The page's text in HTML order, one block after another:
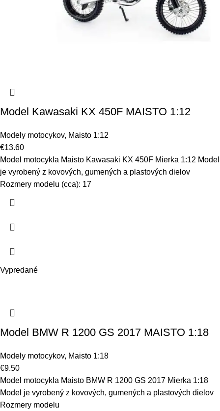
Model Kawasaki KX 450F MAISTO 1:12
Modely motocykov, Maisto 1:12
€13.60
Model motocykla Maisto Kawasaki KX 450F Mierka 1:12 Model
je vyrobený z kovových, gumených a plastových dielov
Rozmery modelu (cca): 17
Vypredané
Model BMW R 1200 GS 2017 MAISTO 1:18
Modely motocykov, Maisto 1:18
€9.50
Model motocykla Maisto BMW R 1200 GS 2017 Mierka 1:18
Model je vyrobený z kovových, gumených a plastových dielov
Rozmery modelu